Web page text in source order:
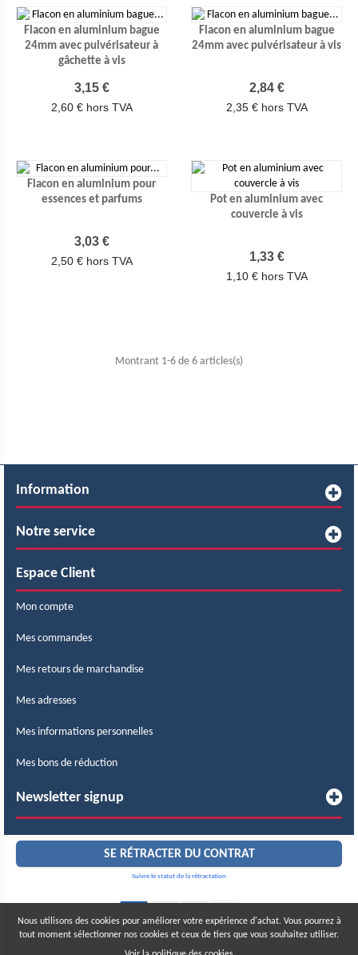
Flacon en aluminium bague
24mm avec pulvérisateur à
gâchette à vis
Prix
3,15 €
2,60 € hors TVA
Flacon en aluminium bague
24mm avec pulvérisateur à vis
Prix
2,84 €
2,35 € hors TVA
Flacon en aluminium pour
essences et parfums
Prix
3,03 €
2,50 € hors TVA
Pot en aluminium avec
couvercle à vis
Prix
1,33 €
1,10 € hors TVA
Montrant 1-6 de 6 articles(s)
Information
Notre service
Espace Client
Mon compte
Mes commandes
Mes retours de marchandise
Mes adresses
Mes informations personnelles
Mes bons de réduction
Newsletter signup
SE RÉTRACTER DU CONTRAT
Suivre le statut de la rétractation
© 2015 – 2026 LABCOMERCIAL. Tous droits réservés.
Nous utilisons des cookies pour améliorer votre expérience d'achat. Vous pourrez à
tout moment sélectionner nos cookies et ceux de tiers que vous souhaitez utiliser.